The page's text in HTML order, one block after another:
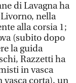
di Lavagna ha
nella
alla corsia 1;
(subito dopo
la guida
Razzetti ha
in vasca
vasca corta), un